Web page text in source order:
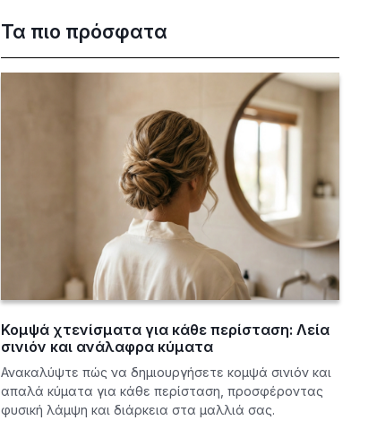
Τα πιο πρόσφατα
Κομψά χτενίσματα για κάθε περίσταση: Λεία
σινιόν και ανάλαφρα κύματα
Ανακαλύψτε πώς να δημιουργήσετε κομψά σινιόν και
απαλά κύματα για κάθε περίσταση, προσφέροντας
φυσική λάμψη και διάρκεια στα μαλλιά σας.